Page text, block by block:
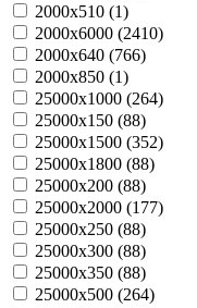
2000х510 (1)
2000х6000 (2410)
2000х640 (766)
2000х850 (1)
25000х1000 (264)
25000х150 (88)
25000х1500 (352)
25000х1800 (88)
25000х200 (88)
25000х2000 (177)
25000х250 (88)
25000х300 (88)
25000х350 (88)
25000х500 (264)